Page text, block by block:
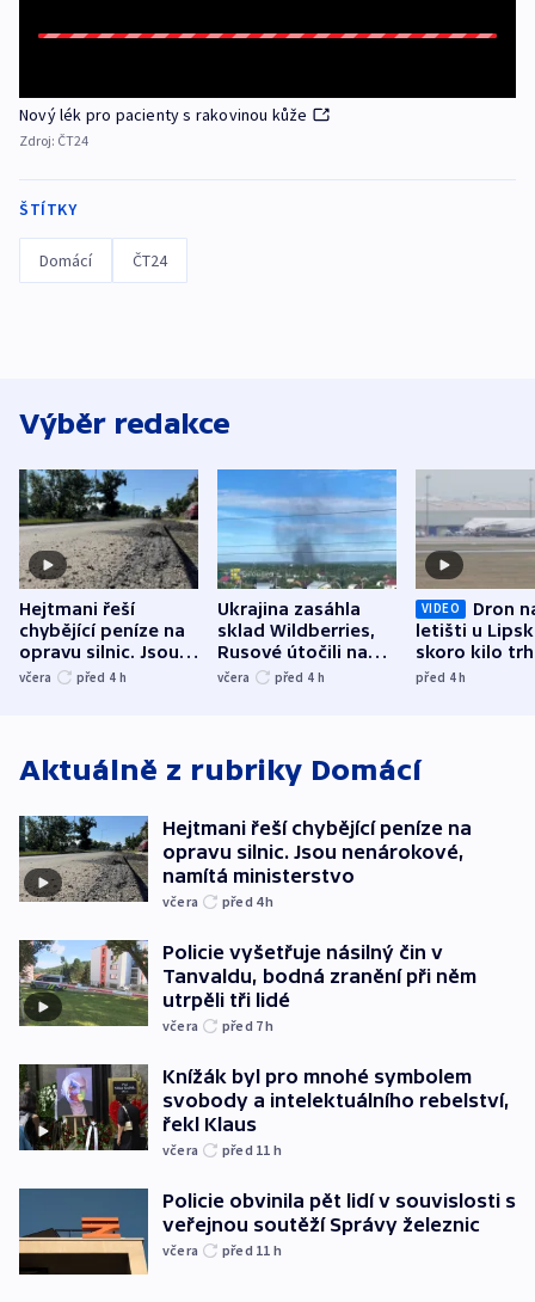
Nový lék pro pacienty s rakovinou kůže
Zdroj: ČT24
ŠTÍTKY
Domácí ČT24
Výběr redakce
Hejtmani řeší
chybějící peníze na
opravu silnic. Jsou
nenárokové, namítá
včera před 4 h
Ukrajina zasáhla
sklad Wildberries,
Rusové útočili na
trh, hasiče či
včera před 4 h
VIDEO
Dron
letišti u
skoro kilo
indicie
před 4h
Aktuálně z rubriky Domácí
Hejtmani řeší chybějící peníze na
opravu silnic. Jsou nenárokové,
namítá ministerstvo
včera před 4h
Policie vyšetřuje násilný čin v
Tanvaldu, bodná zranění při něm
utrpěli tři lidé
včera před 7h
Knížák byl pro mnohé symbolem
svobody a intelektuálního rebelství,
řekl Klaus
včera před 11 h
Policie obvinila pět lidí v souvislosti s
veřejnou soutěží Správy železnic
včera před 11 h